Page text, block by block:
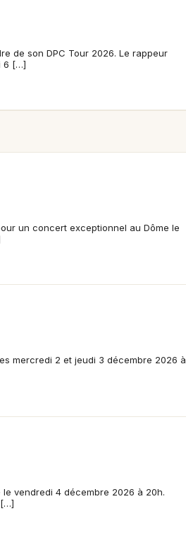
sorties
du Rhône
de son DPC Tour 2026. Le rappeur
6 […]
un concert exceptionnel au Dôme le
mercredi 2 et jeudi 3 décembre 2026 à
vendredi 4 décembre 2026 à 20h.
[…]